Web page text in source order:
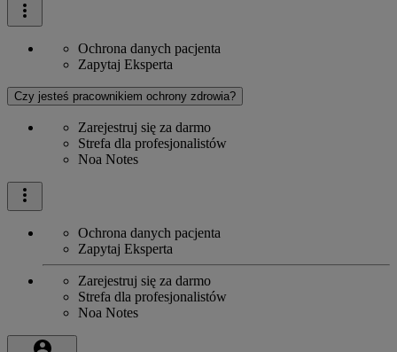
Ochrona danych pacjenta
Zapytaj Eksperta
Czy jesteś pracownikiem ochrony zdrowia?
Zarejestruj się za darmo
Strefa dla profesjonalistów
Noa Notes
Ochrona danych pacjenta
Zapytaj Eksperta
Zarejestruj się za darmo
Strefa dla profesjonalistów
Noa Notes